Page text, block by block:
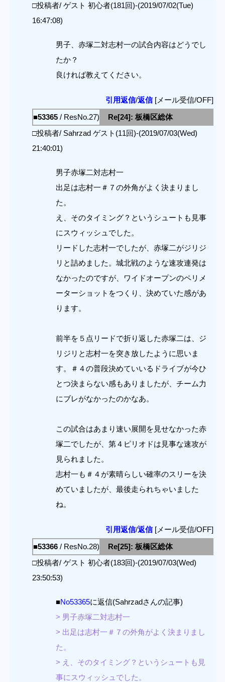
□投稿者/ ゲスト 初心者(181回)-(2019/07/02(Tue)
16:47:08)
男子、赤塚二対志村一の試合内容はどうでし
たか？
良ければ教えてください。
引用返信/返信[メール受信/OFF]
■53365 / ResNo.27)
Re[24]: 板橋区総体
□投稿者/ Sahrzad ゲスト(11回)-(2019/07/03(Wed)
21:40:01)
男子赤塚二対志村一
出足は志村一＃７の外角がよく決まりまし
た。
え、そのタイミング？というシュートも見事
にスウィッシュでした。
リードした志村一でしたが、赤塚二がジリジ
リと詰めました。城北戦のような速攻連発は
なかったのですが、ワイドオープンのペリメ
ーターショットをつくり、決めていた感があ
ります。
前半を５点リードで折り返した赤塚二は、ジ
リジリと志村一を突き放したように思いま
す。＃４の普段決めていいるドライブが今ひ
とつ決まらない感もありましたが、チーム力
にブレがなかったのかなあ。
この試合はあまり速い展開を見せなかった赤
塚二でしたが、第４ピリオドは見事な速攻が
見られました。
志村一も＃４が素晴らしい確率のスリーを決
めていましたが、最後走られちゃいました
ね。
引用返信/返信[メール受信/OFF]
■53366 / ResNo.28)
Re[25]: 板橋区総体
□投稿者/ ゲスト 初心者(183回)-(2019/07/03(Wed)
23:50:53)
■No53365に返信(Sahrzadさんの記事)
> 男子赤塚二対志村一
> 出足は志村一＃７の外角がよく決まりまし
た。
> え、そのタイミング？というシュートも見
事にスウィッシュでした。